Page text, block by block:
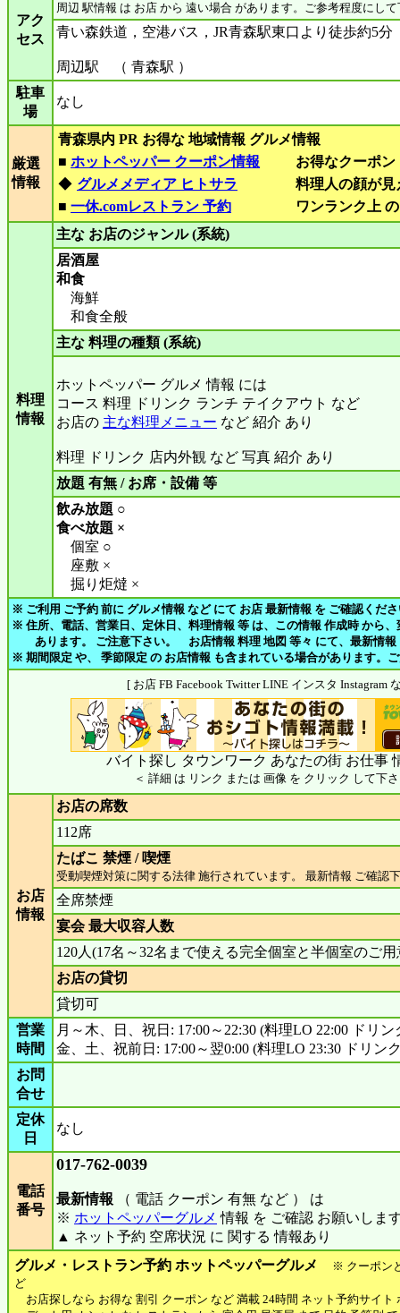
アク
セス
周辺 駅情報 は お店 から 遠い場合 があります。ご参考程度にし
青い森鉄道，空港バス，JR青森駅東口より徒歩約5分
周辺駅 （ 青森駅 ）
駐車
場
なし
厳選
情報
青森県内 PR お得な 地域情報 グルメ情報
■ ホットペッパー クーポン情報
お得なクーポ
◆ グルメメディア ヒトサラ
料理人の顔が
■ 一休.comレストラン 予約 ワンランク上
料理
情報
主な お店のジャンル (系統)
居酒屋
和食
海鮮
和食全般
主な 料理の種類 (系統)
ホットペッパー グルメ 情報 には
コース 料理 ドリンク ランチ テイクアウト など
お店の 主な料理メニュー など 紹介 あり
料理 ドリンク 店内外観 など 写真 紹介 あり
放題 有無 / お席・設備 等
飲み放題 ○
食べ放題 ×
個室 ○
座敷 ×
掘り炬燵 ×
※ ご利用 ご予約 前に グルメ情報 など にて お店 最新情報 を ご確認くだ
※ 住所、電話、営業日、定休日、料理情報 等 は、この情報 作成時 から
あります。 ご注意下さい。 お店情報 料理 地図 等々 にて、最新情報
※ 期間限定 や、 季節限定 の お店情報 も含まれている場合があります。
[ お店 FB Facebook Twitter LINE インスタ Instagram
バイト探し タウンワーク あなたの街 お仕事
＜ 詳細 は リンク または 画像 を クリック して下
お店
情報
お店の席数
112席
たばこ 禁煙 / 喫煙
受動喫煙対策に関する法律 施行されています。 最新情報 ご確認
全席禁煙
宴会 最大収容人数
120人(17名～32名まで使える完全個室と半個室のご
お店の貸切
貸切可
営業
時間
月～木、日、祝日: 17:00～22:30 (料理LO 22:00 ドリン
金、土、祝前日: 17:00～翌0:00 (料理LO 23:30 ドリン
お問
合せ
定休
日
なし
電話
番号
017-762-0039
最新情報 （ 電話 クーポン 有無 など ） は
※ ホットペッパーグルメ 情報 を ご確認 お願いしま
▲ ネット予約 空席状況 に 関する 情報あり
グルメ・レストラン予約 ホットペッパーグルメ
※ クーポン
ど
お店探しなら お得な 割引 クーポン など 満載 24時間 ネット予約サイト